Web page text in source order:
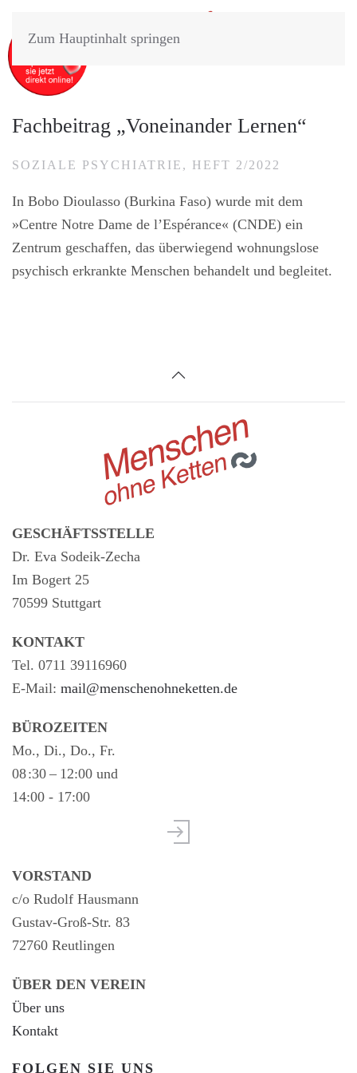
Zum Hauptinhalt springen
Fachbeitrag „Voneinander Lernen“
SOZIALE PSYCHIATRIE, HEFT 2/2022
In Bobo Dioulasso (Burkina Faso) wurde mit dem
»Centre Notre Dame de l’Espérance« (CNDE) ein
Zentrum geschaffen, das überwiegend wohnungslose
psychisch erkrankte Menschen behandelt und begleitet.
GESCHÄFTSSTELLE
Dr. Eva Sodeik-Zecha
Im Bogert 25
70599 Stuttgart
KONTAKT
Tel. 0711 39116960
E-Mail: mail@menschenohneketten.de
BÜROZEITEN
Mo., Di., Do., Fr.
08 :30 – 12:00 und
14:00 - 17:00
VORSTAND
c/o Rudolf Hausmann
Gustav-Groß-Str. 83
72760 Reutlingen
ÜBER DEN VEREIN
Über uns
Kontakt
FOLGEN SIE UNS